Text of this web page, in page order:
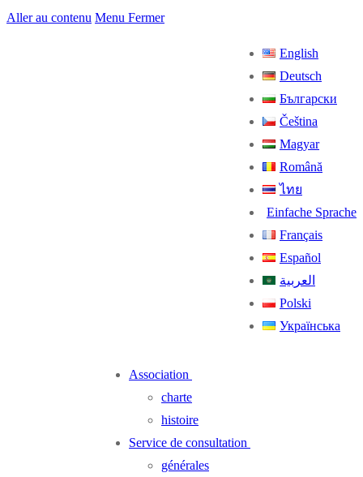
Aller au contenu Menu Fermer
English
Deutsch
Български
Čeština
Magyar
Română
ไทย
Einfache Sprache
Français
Español
العربية
Polski
Українська
Association
charte
histoire
Service de consultation
générales